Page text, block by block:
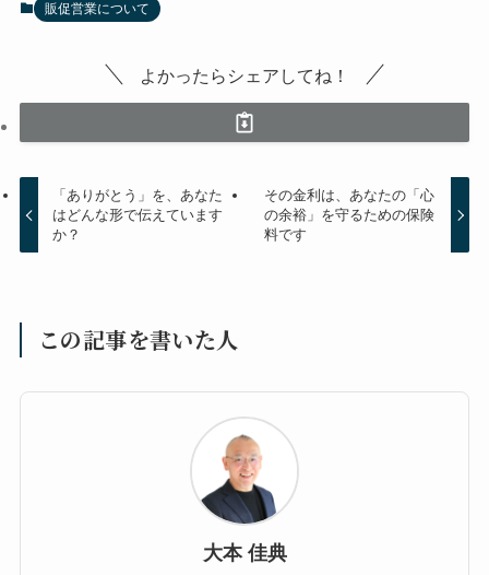
販促営業について
よかったらシェアしてね！
「ありがとう」を、あなた
はどんな形で伝えています
か？
その金利は、あなたの「心
の余裕」を守るための保険
料です
この記事を書いた人
大本 佳典